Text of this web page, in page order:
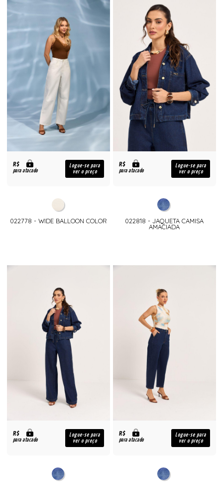
R$
para atacado
Logue-se para
ver o preço
022778 - WIDE BALLOON COLOR
R$
para atacado
Logue-se para
ver o preço
022818 - JAQUETA CAMISA
AMACIADA
R$
para atacado
Logue-se para
ver o preço
R$
para atacado
Logue-se para
ver o preço